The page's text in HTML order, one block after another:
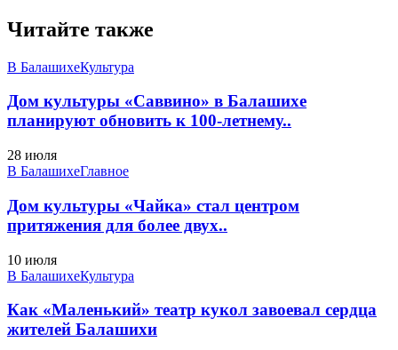
Читайте также
В БалашихеКультура
Дом культуры «Саввино» в Балашихе
планируют обновить к 100-летнему..
28 июля
В БалашихеГлавное
Дом культуры «Чайка» стал центром
притяжения для более двух..
10 июля
В БалашихеКультура
Как «Маленький» театр кукол завоевал сердца
жителей Балашихи